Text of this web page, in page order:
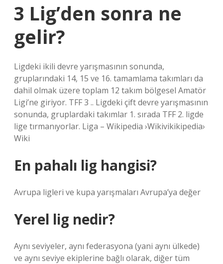
3 Lig’den sonra ne
gelir?
Ligdeki ikili devre yarışmasının sonunda,
gruplarındaki 14, 15 ve 16. tamamlama takımları da
dahil olmak üzere toplam 12 takım bölgesel Amatör
Ligi’ne giriyor. TFF 3 .. Ligdeki çift devre yarışmasının
sonunda, gruplardaki takımlar 1. sırada TFF 2. ligde
lige tırmanıyorlar. Liga – Wikipedia ›Wikivikikipedia›
Wiki
En pahalı lig hangisi?
Avrupa ligleri ve kupa yarışmaları Avrupa’ya değer
Yerel lig nedir?
Aynı seviyeler, aynı federasyona (yani aynı ülkede)
ve aynı seviye ekiplerine bağlı olarak, diğer tüm